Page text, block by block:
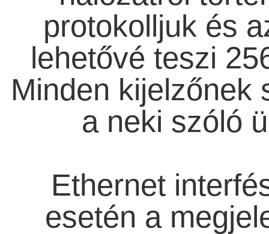
protokolljuk és
lehetővé teszi
Minden kijelzőnek
a neki szóló
Ethernet
esetén a